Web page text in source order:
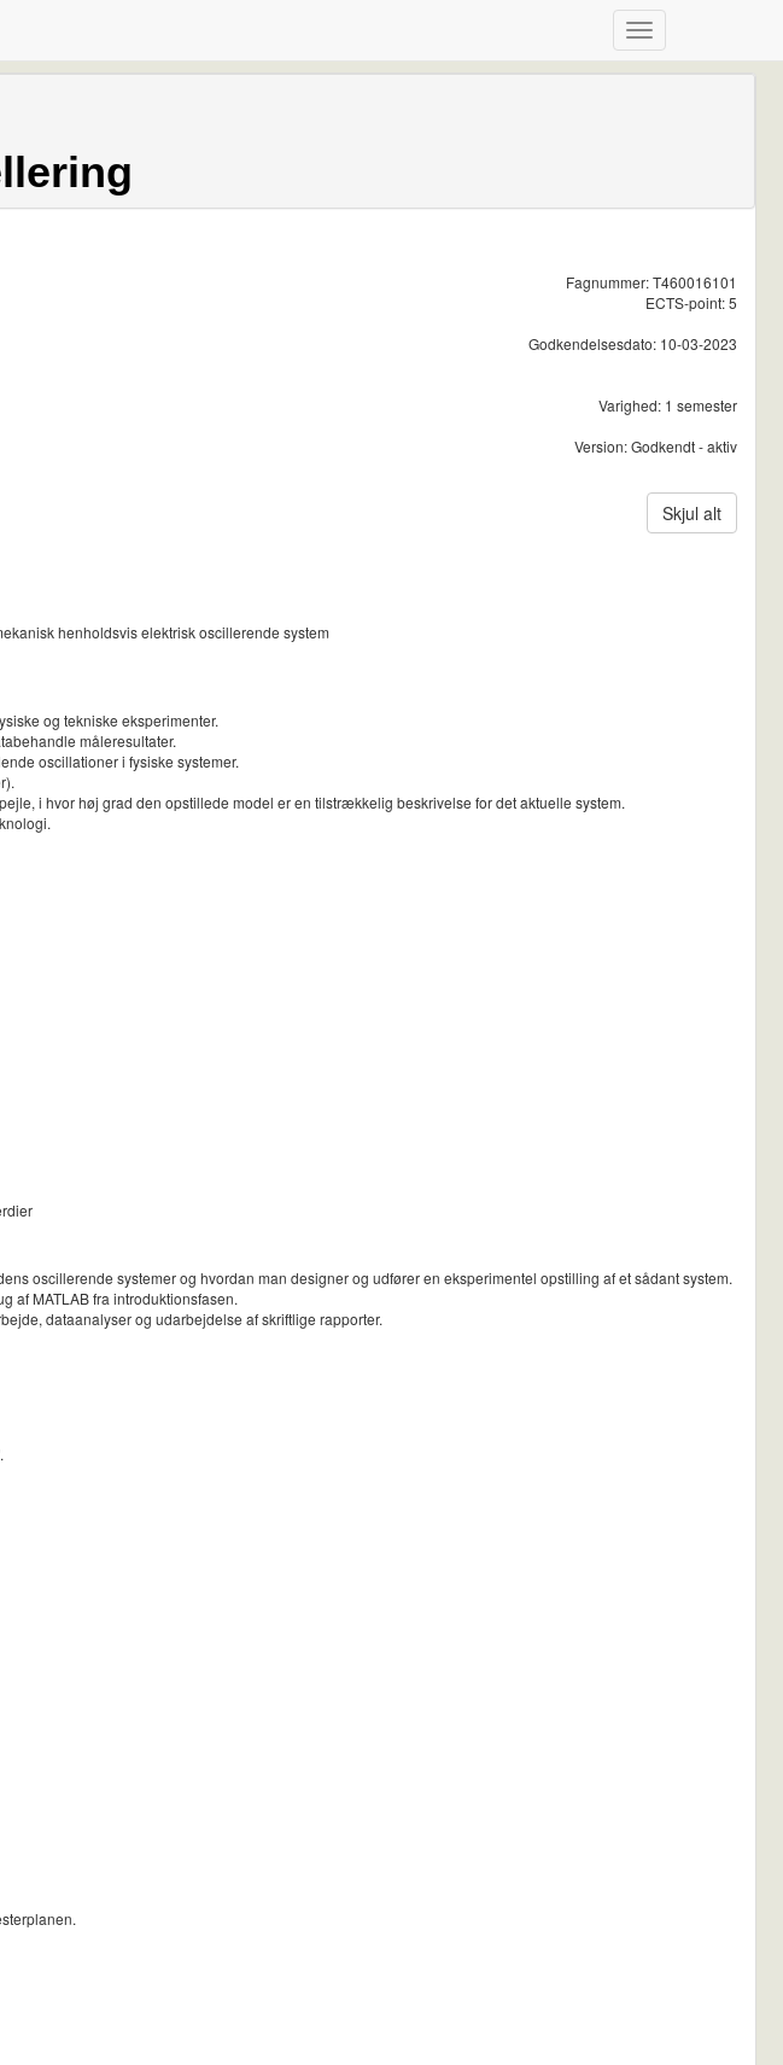
Fagnummer: T460016101
ECTS-point: 5
Godkendelsesdato: 10-03-2023
Varighed: 1 semester
Version: Godkendt - aktiv
Skjul alt
henholdsvis elektrisk oscillerende system
og tekniske eksperimenter.
måleresultater.
oscillationer i fysiske systemer.
i hvor høj grad den opstillede model er en tilstrækkelig beskrivelse for det aktuelle system.
oscillerende systemer og hvordan man designer og udfører en eksperimentel opstilling af et sådant system.
af MATLAB fra introduktionsfasen.
dataanalyser og udarbejdelse af skriftlige rapporter.